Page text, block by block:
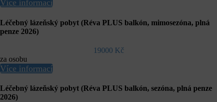
Více informací
Léčebný lázeňský pobyt (Réva PLUS balkón, mimosezóna, plná
penze 2026)
19000 Kč
za osobu
Více informací
Léčebný lázeňský pobyt (Réva PLUS balkón, sezóna, plná penze
2026)